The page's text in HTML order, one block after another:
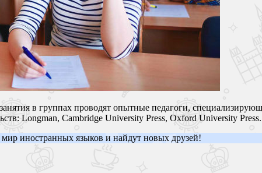
в группах проводят опытные педагоги,
Longman, Cambridge University Press, Oxford University
иностранных языков и найдут новых друзей!